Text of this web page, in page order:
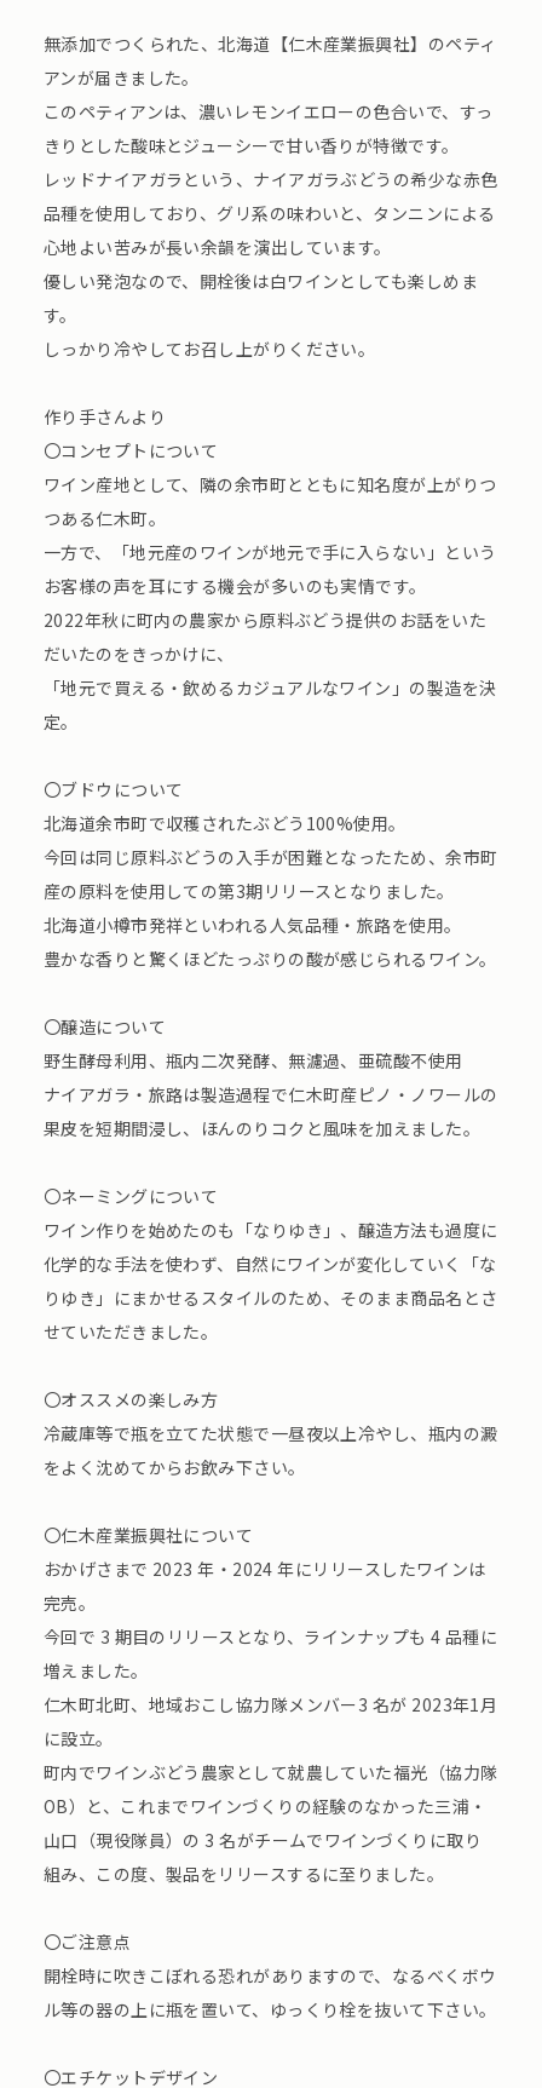
無添加でつくられた、北海道【仁木産業振興社】のペティ
アンが届きました。
このペティアンは、濃いレモンイエローの色合いで、すっ
きりとした酸味とジューシーで甘い香りが特徴です。
レッドナイアガラという、ナイアガラぶどうの希少な赤色
品種を使用しており、グリ系の味わいと、タンニンによる
心地よい苦みが長い余韻を演出しています。
優しい発泡なので、開栓後は白ワインとしても楽しめま
す。
しっかり冷やしてお召し上がりください。
作り手さんより
〇コンセプトについて
ワイン産地として、隣の余市町とともに知名度が上がりつ
つある仁⽊町。
⼀⽅で、「地元産のワインが地元で⼿に⼊らない」という
お客様の声を⽿にする機会が多いのも実情です。
2022年秋に町内の農家から原料ぶどう提供のお話をいた
だいたのをきっかけに、
「地元で買える・飲めるカジュアルなワイン」の製造を決
定。
〇ブドウについて
北海道余市町で収穫されたぶどう100%使⽤。
今回は同じ原料ぶどうの⼊⼿が困難となったため、余市町
産の原料を使⽤しての第3期リリースとなりました。
北海道小樽市発祥といわれる人気品種・旅路を使用。
豊かな香りと驚くほどたっぷりの酸が感じられるワイン。
〇醸造について
野⽣酵⺟利⽤、瓶内⼆次発酵、無濾過、亜硫酸不使⽤
ナイアガラ・旅路は製造過程で仁木町産ピノ・ノワールの
果皮を短期間浸し、ほんのりコクと風味を加えました。
〇ネーミングについて
ワイン作りを始めたのも「なりゆき」、醸造⽅法も過度に
化学的な⼿法を使わず、⾃然にワインが変化していく「な
りゆき」にまかせるスタイルのため、そのまま商品名とさ
せていただきました。
〇オススメの楽しみ方
冷蔵庫等で瓶を⽴てた状態で⼀昼夜以上冷やし、瓶内の澱
をよく沈めてからお飲み下さい。
〇仁木産業振興社について
おかげさまで 2023 年・2024 年にリリースしたワインは
完売。
今回で 3 期目のリリースとなり、ラインナップも 4 品種に
増えました。
仁⽊町北町、地域おこし協⼒隊メンバー3 名が 2023年1⽉
に設⽴。
町内でワインぶどう農家として就農していた福光（協⼒隊
OB）と、これまでワインづくりの経験のなかった三浦・
⼭⼝（現役隊員）の 3 名がチームでワインづくりに取り
組み、この度、製品をリリースするに⾄りました。
〇ご注意点
開栓時に吹きこぼれる恐れがありますので、なるべくボウ
ル等の器の上に瓶を置いて、ゆっくり栓を抜いて下さい。
〇エチケットデザイン